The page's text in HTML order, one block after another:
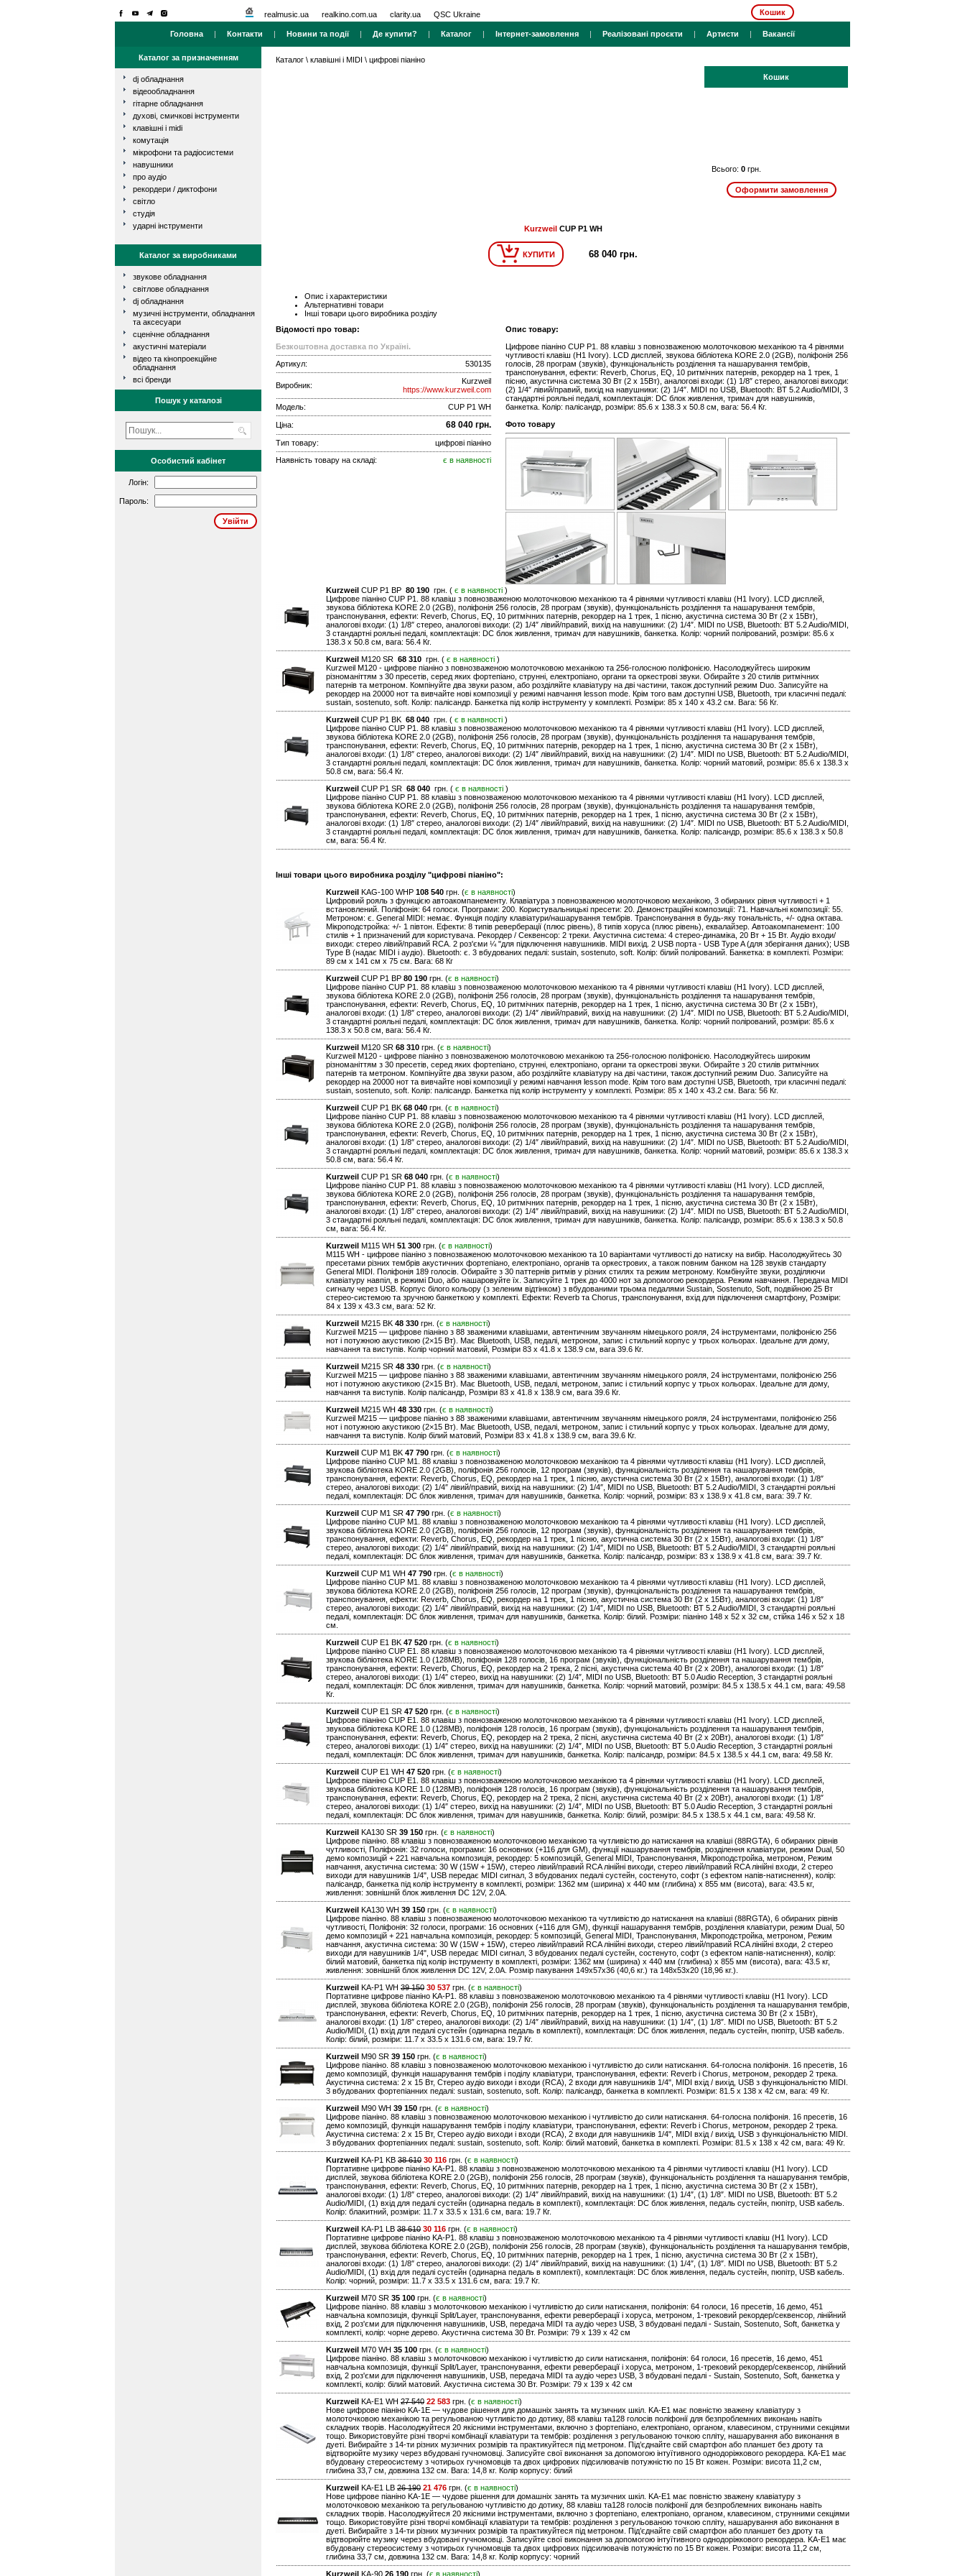
realmusic.ua realkino.com.ua clarity.ua QSC Ukraine Кошик
Головна | Контакти | Новини та події| Де купити? | Каталог | Інтернет-замовлення | Реалізовані проєкти | Артисти | Вакансії
Каталог за призначенням
dj обладнання
відеообладнання
гітарне обладнання
духові, смичкові інструменти
клавішні і midi
комутація
мікрофони та радіосистеми
навушники
про аудіо
рекордери / диктофони
світло
студія
ударні інструменти
Каталог за виробниками
звукове обладнання
світлове обладнання
dj обладнання
музичні інструменти, обладнання
та аксесуари
сценічне обладнання
акустичні матеріали
відео та кінопроекційне
обладнання
всі бренди
Пошук у каталозі
Особистий кабінет
Логін:
Пароль:
Каталог \ клавішні і MIDI \ цифрові піаніно
Кошик
Всього: 0 грн.
KurzweilCUP P1 WH
КУПИТИ 68 040 грн.
Опис і характеристики
Альтернативні товари
Інші товари цього виробника розділу
Відомості про товар:
Безкоштовна доставка по Україні.
Артикул:
530135
Виробник:
Kurzweil
https://www.kurzweil.com
Модель:
CUP P1 WH
Ціна: 68 040 грн.
Тип товару:
цифрові піаніно
Наявність товару на складі:
є в наявності
Опис товару:
Цифрове піаніно CUP P1. 88 клавіш з повнозваженою молоточковою механікою та 4 рівнями
чутливості клавіш (H1 Ivory). LCD дисплей, звукова бібліотека KORE 2.0 (2GB), поліфонія 256
голосів, 28 програм (звуків), функціональність розділення та нашарування тембрів,
транспонування, ефекти: Reverb, Chorus, EQ, 10 ритмічних патернів, рекордер на 1 трек, 1
пісню, акустична система 30 Вт (2 x 15Вт), аналогові входи: (1) 1/8″ стерео, аналогові виходи:
(2) 1/4″ лівий/правий, вихід на навушники: (2) 1/4″. MIDI по USB, Bluetooth: BT 5.2 Audio/MIDI, 3
стандартні рояльні педалі, комплектація: DC блок живлення, тримач для навушників,
банкетка. Колір: палісандр, розміри: 85.6 х 138.3 х 50.8 см, вага: 56.4 Кг.
Фото товару
Kurzweil CUP P1 BP 80 190 грн. ( є в наявності )
Цифрове піаніно CUP P1. 88 клавіш з повнозваженою молоточковою механікою та 4 рівнями чутливості клавіш (H1 Ivory). LCD дисплей,
звукова бібліотека KORE 2.0 (2GB), поліфонія 256 голосів, 28 програм (звуків), функціональність розділення та нашарування тембрів,
транспонування, ефекти: Reverb, Chorus, EQ, 10 ритмічних патернів, рекордер на 1 трек, 1 пісню, акустична система 30 Вт (2 x 15Вт),
аналогові входи: (1) 1/8″ стерео, аналогові виходи: (2) 1/4″ лівий/правий, вихід на навушники: (2) 1/4″. MIDI по USB, Bluetooth: BT 5.2 Audio/MIDI,
3 стандартні рояльні педалі, комплектація: DC блок живлення, тримач для навушників, банкетка. Колір: чорний полірований, розміри: 85.6 х
138.3 х 50.8 см, вага: 56.4 Кг.
Kurzweil M120 SR 68 310 грн. ( є в наявності )
Kurzweil M120 - цифрове піаніно з повнозваженою молоточковою механікою та 256-голосною поліфонією. Насолоджуйтесь широким
різноманіттям з 30 пресетів, серед яких фортепіано, струнні, електропіано, органи та оркестрові звуки. Обирайте з 20 стилів ритмічних
патернів та метроном. Компінуйте два звуки разом, або розділяйте клавіатуру на дві частини, також доступний режим Duo. Записуйте на
рекордер на 20000 нот та вивчайте нові композиції у режимі навчання lesson mode. Крім того вам доступні USB, Bluetooth, три класичні педалі:
sustain, sostenuto, soft. Колір: палісандр. Банкетка під колір інструменту у комплекті. Розміри: 85 х 140 x 43.2 см. Вага: 56 Кг.
Kurzweil CUP P1 BK 68 040 грн. ( є в наявності )
Цифрове піаніно CUP P1. 88 клавіш з повнозваженою молоточковою механікою та 4 рівнями чутливості клавіш (H1 Ivory). LCD дисплей,
звукова бібліотека KORE 2.0 (2GB), поліфонія 256 голосів, 28 програм (звуків), функціональність розділення та нашарування тембрів,
транспонування, ефекти: Reverb, Chorus, EQ, 10 ритмічних патернів, рекордер на 1 трек, 1 пісню, акустична система 30 Вт (2 x 15Вт),
аналогові входи: (1) 1/8″ стерео, аналогові виходи: (2) 1/4″ лівий/правий, вихід на навушники: (2) 1/4″. MIDI по USB, Bluetooth: BT 5.2 Audio/MIDI,
3 стандартні рояльні педалі, комплектація: DC блок живлення, тримач для навушників, банкетка. Колір: чорний матовий, розміри: 85.6 х 138.3 х
50.8 см, вага: 56.4 Кг.
Kurzweil CUP P1 SR 68 040 грн. ( є в наявності )
Цифрове піаніно CUP P1. 88 клавіш з повнозваженою молоточковою механікою та 4 рівнями чутливості клавіш (H1 Ivory). LCD дисплей,
звукова бібліотека KORE 2.0 (2GB), поліфонія 256 голосів, 28 програм (звуків), функціональність розділення та нашарування тембрів,
транспонування, ефекти: Reverb, Chorus, EQ, 10 ритмічних патернів, рекордер на 1 трек, 1 пісню, акустична система 30 Вт (2 x 15Вт),
аналогові входи: (1) 1/8″ стерео, аналогові виходи: (2) 1/4″ лівий/правий, вихід на навушники: (2) 1/4″. MIDI по USB, Bluetooth: BT 5.2 Audio/MIDI,
3 стандартні рояльні педалі, комплектація: DC блок живлення, тримач для навушників, банкетка. Колір: палісандр, розміри: 85.6 х 138.3 х 50.8
см, вага: 56.4 Кг.
Інші товари цього виробника розділу "цифрові піаніно":
Kurzweil
KAG-100 WHP 108 540 грн. (є в наявності)
Цифровий рояль з функцією автоакомпанементу. Клавіатура з повнозваженою молоточковою механікою, 3 обираних рівня чутливості + 1
встановлений. Поліфонія: 64 голоси. Програми: 200. Користувальницькі пресети: 20. Демонстраційні композиції: 71. Навчальні композиції: 55.
Метроном: є. General MIDI: немає. Функція поділу клавіатури/нашарування тембрів. Транспонування в будь-яку тональність, +/- одна октава.
Мікроподстройка: +/- 1 півтон. Ефекти: 8 типів реверберації (плюс рівень), 8 типів хоруса (плюс рівень), еквалайзер. Автоакомпанемент: 100
стилів + 1 призначений для користувача. Рекордер / Секвенсор: 2 треки. Акустична система: 4 стерео-динаміка, 20 Вт + 15 Вт. Аудіо входи/
виходи: стерео лівий/правий RCA. 2 роз'єми ¼ "для підключення навушників. MIDI вихід. 2 USB порта - USB Type A (для зберігання даних); USB
Type B (надає MIDI і аудіо). Bluetooth: є. 3 вбудованих педалі: sustain, sostenuto, soft. Колір: білий полірований. Банкетка: в комплекті. Розміри:
89 см x 141 см x 75 см. Вага: 68 Кг
Kurzweil CUP P1 BP 80 190 грн. (є в наявності)
Цифрове піаніно CUP P1. 88 клавіш з повнозваженою молоточковою механікою та 4 рівнями чутливості клавіш (H1 Ivory). LCD дисплей,
звукова бібліотека KORE 2.0 (2GB), поліфонія 256 голосів, 28 програм (звуків), функціональність розділення та нашарування тембрів,
транспонування, ефекти: Reverb, Chorus, EQ, 10 ритмічних патернів, рекордер на 1 трек, 1 пісню, акустична система 30 Вт (2 x 15Вт),
аналогові входи: (1) 1/8″ стерео, аналогові виходи: (2) 1/4″ лівий/правий, вихід на навушники: (2) 1/4″. MIDI по USB, Bluetooth: BT 5.2 Audio/MIDI,
3 стандартні рояльні педалі, комплектація: DC блок живлення, тримач для навушників, банкетка. Колір: чорний полірований, розміри: 85.6 х
138.3 х 50.8 см, вага: 56.4 Кг.
Kurzweil M120 SR 68 310 грн. (є в наявності)
Kurzweil M120 - цифрове піаніно з повнозваженою молоточковою механікою та 256-голосною поліфонією. Насолоджуйтесь широким
різноманіттям з 30 пресетів, серед яких фортепіано, струнні, електропіано, органи та оркестрові звуки. Обирайте з 20 стилів ритмічних
патернів та метроном. Компінуйте два звуки разом, або розділяйте клавіатуру на дві частини, також доступний режим Duo. Записуйте на
рекордер на 20000 нот та вивчайте нові композиції у режимі навчання lesson mode. Крім того вам доступні USB, Bluetooth, три класичні педалі:
sustain, sostenuto, soft. Колір: палісандр. Банкетка під колір інструменту у комплекті. Розміри: 85 х 140 x 43.2 см. Вага: 56 Кг.
Kurzweil CUP P1 BK 68 040 грн. (є в наявності)
Цифрове піаніно CUP P1. 88 клавіш з повнозваженою молоточковою механікою та 4 рівнями чутливості клавіш (H1 Ivory). LCD дисплей,
звукова бібліотека KORE 2.0 (2GB), поліфонія 256 голосів, 28 програм (звуків), функціональність розділення та нашарування тембрів,
транспонування, ефекти: Reverb, Chorus, EQ, 10 ритмічних патернів, рекордер на 1 трек, 1 пісню, акустична система 30 Вт (2 x 15Вт),
аналогові входи: (1) 1/8″ стерео, аналогові виходи: (2) 1/4″ лівий/правий, вихід на навушники: (2) 1/4″. MIDI по USB, Bluetooth: BT 5.2 Audio/MIDI,
3 стандартні рояльні педалі, комплектація: DC блок живлення, тримач для навушників, банкетка. Колір: чорний матовий, розміри: 85.6 х 138.3 х
50.8 см, вага: 56.4 Кг.
Kurzweil CUP P1 SR 68 040 грн. (є в наявності)
Цифрове піаніно CUP P1. 88 клавіш з повнозваженою молоточковою механікою та 4 рівнями чутливості клавіш (H1 Ivory). LCD дисплей,
звукова бібліотека KORE 2.0 (2GB), поліфонія 256 голосів, 28 програм (звуків), функціональність розділення та нашарування тембрів,
транспонування, ефекти: Reverb, Chorus, EQ, 10 ритмічних патернів, рекордер на 1 трек, 1 пісню, акустична система 30 Вт (2 x 15Вт),
аналогові входи: (1) 1/8″ стерео, аналогові виходи: (2) 1/4″ лівий/правий, вихід на навушники: (2) 1/4″. MIDI по USB, Bluetooth: BT 5.2 Audio/MIDI,
3 стандартні рояльні педалі, комплектація: DC блок живлення, тримач для навушників, банкетка. Колір: палісандр, розміри: 85.6 х 138.3 х 50.8
см, вага: 56.4 Кг.
Kurzweil M115 WH 51 300 грн. (є в наявності)
M115 WH - цифрове піаніно з повнозваженою молоточковою механікою та 10 варіантами чутливості до натиску на вибір. Насолоджуйтесь 30
пресетами різних тембрів акустичних фортепіано, електропіано, органів та оркестрових, а також повним банком на 128 звуків стандарту
General MIDI. Поліфонія 189 голосів. Обирайте з 30 паттернів ритмів у різних стилях та режим метроному. Комбінуйте звуки, розділяючи
клавіатуру навпіл, в режимі Duo, або нашаровуйте їх. Записуйте 1 трек до 4000 нот за допомогою рекордера. Режим навчання. Передача MIDI
сигналу через USB. Корпус білого кольору (з зеленим відтінком) з вбудованими трьома педалями Sustain, Sostenuto, Soft, подвійною 25 Вт
стерео-системою та зручною банкеткою у комплекті. Ефекти: Reverb та Chorus, транспонування, вхід для підключення смартфону, Розміри:
84 х 139 x 43.3 см, вага: 52 Кг.
Kurzweil M215 BK 48 330 грн. (є в наявності)
Kurzweil M215 — цифрове піаніно з 88 зваженими клавішами, автентичним звучанням німецького рояля, 24 інструментами, поліфонією 256
нот і потужною акустикою (2×15 Вт). Має Bluetooth, USB, педалі, метроном, запис і стильний корпус у трьох кольорах. Ідеальне для дому,
навчання та виступів. Колір чорний матовий, Розміри 83 х 41.8 х 138.9 см, вага 39.6 Кг.
Kurzweil M215 SR 48 330 грн. (є в наявності)
Kurzweil M215 — цифрове піаніно з 88 зваженими клавішами, автентичним звучанням німецького рояля, 24 інструментами, поліфонією 256
нот і потужною акустикою (2×15 Вт). Має Bluetooth, USB, педалі, метроном, запис і стильний корпус у трьох кольорах. Ідеальне для дому,
навчання та виступів. Колір палісандр, Розміри 83 х 41.8 х 138.9 см, вага 39.6 Кг.
Kurzweil M215 WH 48 330 грн. (є в наявності)
Kurzweil M215 — цифрове піаніно з 88 зваженими клавішами, автентичним звучанням німецького рояля, 24 інструментами, поліфонією 256
нот і потужною акустикою (2×15 Вт). Має Bluetooth, USB, педалі, метроном, запис і стильний корпус у трьох кольорах. Ідеальне для дому,
навчання та виступів. Колір білий матовий, Розміри 83 х 41.8 х 138.9 см, вага 39.6 Кг.
Kurzweil CUP M1 BK 47 790 грн. (є в наявності)
Цифрове піаніно CUP M1. 88 клавіш з повнозваженою молоточковою механікою та 4 рівнями чутливості клавіш (H1 Ivory). LCD дисплей,
звукова бібліотека KORE 2.0 (2GB), поліфонія 256 голосів, 12 програм (звуків), функціональність розділення та нашарування тембрів,
транспонування, ефекти: Reverb, Chorus, EQ, рекордер на 1 трек, 1 пісню, акустична система 30 Вт (2 x 15Вт), аналогові входи: (1) 1/8″
стерео, аналогові виходи: (2) 1/4″ лівий/правий, вихід на навушники: (2) 1/4″, MIDI по USB, Bluetooth: BT 5.2 Audio/MIDI, 3 стандартні рояльні
педалі, комплектація: DC блок живлення, тримач для навушників, банкетка. Колір: чорний, розміри: 83 х 138.9 х 41.8 см, вага: 39.7 Кг.
Kurzweil CUP M1 SR 47 790 грн. (є в наявності)
Цифрове піаніно CUP M1. 88 клавіш з повнозваженою молоточковою механікою та 4 рівнями чутливості клавіш (H1 Ivory). LCD дисплей,
звукова бібліотека KORE 2.0 (2GB), поліфонія 256 голосів, 12 програм (звуків), функціональність розділення та нашарування тембрів,
транспонування, ефекти: Reverb, Chorus, EQ, рекордер на 1 трек, 1 пісню, акустична система 30 Вт (2 x 15Вт), аналогові входи: (1) 1/8″
стерео, аналогові виходи: (2) 1/4″ лівий/правий, вихід на навушники: (2) 1/4″, MIDI по USB, Bluetooth: BT 5.2 Audio/MIDI, 3 стандартні рояльні
педалі, комплектація: DC блок живлення, тримач для навушників, банкетка. Колір: палісандр, розміри: 83 х 138.9 х 41.8 см, вага: 39.7 Кг.
Kurzweil CUP M1 WH 47 790 грн. (є в наявності)
Цифрове піаніно CUP M1. 88 клавіш з повнозваженою молоточковою механікою та 4 рівнями чутливості клавіш (H1 Ivory). LCD дисплей,
звукова бібліотека KORE 2.0 (2GB), поліфонія 256 голосів, 12 програм (звуків), функціональність розділення та нашарування тембрів,
транспонування, ефекти: Reverb, Chorus, EQ, рекордер на 1 трек, 1 пісню, акустична система 30 Вт (2 x 15Вт), аналогові входи: (1) 1/8″
стерео, аналогові виходи: (2) 1/4″ лівий/правий, вихід на навушники: (2) 1/4″, MIDI по USB, Bluetooth: BT 5.2 Audio/MIDI, 3 стандартні рояльні
педалі, комплектація: DC блок живлення, тримач для навушників, банкетка. Колір: білий. Розміри: піаніно 148 x 52 x 32 см, стійка 146 x 52 x 18
см.
Kurzweil CUP E1 BK 47 520 грн. (є в наявності)
Цифрове піаніно CUP E1. 88 клавіш з повнозваженою молоточковою механікою та 4 рівнями чутливості клавіш (H1 Ivory). LCD дисплей,
звукова бібліотека KORE 1.0 (128MB), поліфонія 128 голосів, 16 програм (звуків), функціональність розділення та нашарування тембрів,
транспонування, ефекти: Reverb, Chorus, EQ, рекордер на 2 трека, 2 пісні, акустична система 40 Вт (2 x 20Вт), аналогові входи: (1) 1/8″
стерео, аналогові виходи: (1) 1/4″ стерео, вихід на навушники: (2) 1/4″, MIDI по USB, Bluetooth: BT 5.0 Audio Reception, 3 стандартні рояльні
педалі, комплектація: DC блок живлення, тримач для навушників, банкетка. Колір: чорний матовий, розміри: 84.5 х 138.5 х 44.1 см, вага: 49.58
Кг.
Kurzweil CUP E1 SR 47 520 грн. (є в наявності)
Цифрове піаніно CUP E1. 88 клавіш з повнозваженою молоточковою механікою та 4 рівнями чутливості клавіш (H1 Ivory). LCD дисплей,
звукова бібліотека KORE 1.0 (128MB), поліфонія 128 голосів, 16 програм (звуків), функціональність розділення та нашарування тембрів,
транспонування, ефекти: Reverb, Chorus, EQ, рекордер на 2 трека, 2 пісні, акустична система 40 Вт (2 x 20Вт), аналогові входи: (1) 1/8″
стерео, аналогові виходи: (1) 1/4″ стерео, вихід на навушники: (2) 1/4″, MIDI по USB, Bluetooth: BT 5.0 Audio Reception, 3 стандартні рояльні
педалі, комплектація: DC блок живлення, тримач для навушників, банкетка. Колір: палісандр, розміри: 84.5 х 138.5 х 44.1 см, вага: 49.58 Кг.
Kurzweil CUP E1 WH 47 520 грн. (є в наявності)
Цифрове піаніно CUP E1. 88 клавіш з повнозваженою молоточковою механікою та 4 рівнями чутливості клавіш (H1 Ivory). LCD дисплей,
звукова бібліотека KORE 1.0 (128MB), поліфонія 128 голосів, 16 програм (звуків), функціональність розділення та нашарування тембрів,
транспонування, ефекти: Reverb, Chorus, EQ, рекордер на 2 трека, 2 пісні, акустична система 40 Вт (2 x 20Вт), аналогові входи: (1) 1/8″
стерео, аналогові виходи: (1) 1/4″ стерео, вихід на навушники: (2) 1/4″, MIDI по USB, Bluetooth: BT 5.0 Audio Reception, 3 стандартні рояльні
педалі, комплектація: DC блок живлення, тримач для навушників, банкетка. Колір: білий, розміри: 84.5 х 138.5 х 44.1 см, вага: 49.58 Кг.
Kurzweil
KA130 SR 39 150 грн. (є в наявності)
Цифрове піаніно. 88 клавіш з повнозваженою молоточковою механікою та чутливістю до натискання на клавіші (88RGTA), 6 обираних рівнів
чутливості, Поліфонія: 32 голоси, програми: 16 основних (+116 для GM), функції нашарування тембрів, розділення клавіатури, режим Dual, 50
демо композицій + 221 навчальна композиція, рекордер: 5 композицій, General MIDI, Транспонування, Мікроподстройка, метроном, Режим
навчання, акустична система: 30 W (15W + 15W), стерео лівий/правий RCA лінійні виходи, стерео лівий/правий RCA лінійні входи, 2 стерео
виходи для навушників 1/4", USB передає MIDI сигнал, 3 вбудованих педалі сустейн, состенуто, софт (з ефектом напів-натиснення), колір:
палісандр, банкетка під колір інструменту в комплекті, розміри: 1362 мм (ширина) x 440 мм (глибина) x 855 мм (висота), вага: 43.5 кг,
живлення: зовнішній блок живлення DC 12V, 2.0A.
Kurzweil
KA130 WH 39 150 грн. (є в наявності)
Цифрове піаніно. 88 клавіш з повнозваженою молоточковою механікою та чутливістю до натискання на клавіші (88RGTA), 6 обираних рівнів
чутливості, Поліфонія: 32 голоси, програми: 16 основних (+116 для GM), функції нашарування тембрів, розділення клавіатури, режим Dual, 50
демо композицій + 221 навчальна композиція, рекордер: 5 композицій, General MIDI, Транспонування, Мікроподстройка, метроном, Режим
навчання, акустична система: 30 W (15W + 15W), стерео лівий/правий RCA лінійні виходи, стерео лівий/правий RCA лінійні входи, 2 стерео
виходи для навушників 1/4", USB передає MIDI сигнал, 3 вбудованих педалі сустейн, состенуто, софт (з ефектом напів-натиснення), колір:
білий матовий, банкетка під колір інструменту в комплекті, розміри: 1362 мм (ширина) x 440 мм (глибина) x 855 мм (висота), вага: 43.5 кг,
живлення: зовнішній блок живлення DC 12V, 2.0A. Розмір пакування 149х57х36 (40,6 кг.) та 148х53х20 (18,96 кг.).
Kurzweil
KA-P1 WH 39 150 30 537 грн. (є в наявності)
Портативне цифрове піаніно KA-P1. 88 клавіш з повнозваженою молоточковою механікою та 4 рівнями чутливості клавіш (H1 Ivory). LCD
дисплей, звукова бібліотека KORE 2.0 (2GB), поліфонія 256 голосів, 28 програм (звуків), функціональність розділення та нашарування тембрів,
транспонування, ефекти: Reverb, Chorus, EQ, 10 ритмічних патернів, рекордер на 1 трек, 1 пісню, акустична система 30 Вт (2 x 15Вт),
аналогові входи: (1) 1/8″ стерео, аналогові виходи: (2) 1/4″ лівий/правий, вихід на навушники: (1) 1/4″, (1) 1/8″. MIDI по USB, Bluetooth: BT 5.2
Audio/MIDI, (1) вхід для педалі сустейн (одинарна педаль в комплекті), комплектація: DC блок живлення, педаль сустейн, пюпітр, USB кабель.
Колір: білий, розміри: 11.7 х 33.5 х 131.6 см, вага: 19.7 Кг.
Kurzweil M90 SR 39 150 грн. (є в наявності)
Цифрове піаніно. 88 клавіш з повнозваженою молоточковою механікою і чутливістю до сили натискання. 64-голосна поліфонія. 16 пресетів, 16
демо композицій, функція нашарування тембрів і поділу клавіатури, транспонування, ефекти: Reverb і Chorus, метроном, рекордер 2 трека.
Акустична система: 2 х 15 Вт, Стерео аудіо виходи і входи (RCA), 2 входи для навушників 1/4", MIDI вхід / вихід, USB з функціональністю MIDI.
3 вбудованих фортепіанних педалі: sustain, sostenuto, soft. Колір: палісандр, банкетка в комплекті. Розміри: 81.5 x 138 x 42 см, вага: 49 Кг.
Kurzweil M90 WH 39 150 грн. (є в наявності)
Цифрове піаніно. 88 клавіш з повнозваженою молоточковою механікою і чутливістю до сили натискання. 64-голосна поліфонія. 16 пресетів, 16
демо композицій, функція нашарування тембрів і поділу клавіатури, транспонування, ефекти: Reverb і Chorus, метроном, рекордер 2 трека.
Акустична система: 2 х 15 Вт, Стерео аудіо виходи і входи (RCA), 2 входи для навушників 1/4", MIDI вхід / вихід, USB з функціональністю MIDI.
3 вбудованих фортепіанних педалі: sustain, sostenuto, soft. Колір: білий матовий, банкетка в комплекті. Розміри: 81.5 x 138 x 42 см, вага: 49 Кг.
Kurzweil
KA-P1 KB 38 610 30 116 грн. (є в наявності)
Портативне цифрове піаніно KA-P1. 88 клавіш з повнозваженою молоточковою механікою та 4 рівнями чутливості клавіш (H1 Ivory). LCD
дисплей, звукова бібліотека KORE 2.0 (2GB), поліфонія 256 голосів, 28 програм (звуків), функціональність розділення та нашарування тембрів,
транспонування, ефекти: Reverb, Chorus, EQ, 10 ритмічних патернів, рекордер на 1 трек, 1 пісню, акустична система 30 Вт (2 x 15Вт),
аналогові входи: (1) 1/8″ стерео, аналогові виходи: (2) 1/4″ лівий/правий, вихід на навушники: (1) 1/4″, (1) 1/8″. MIDI по USB, Bluetooth: BT 5.2
Audio/MIDI, (1) вхід для педалі сустейн (одинарна педаль в комплекті), комплектація: DC блок живлення, педаль сустейн, пюпітр, USB кабель.
Колір: блакитний, розміри: 11.7 х 33.5 х 131.6 см, вага: 19.7 Кг.
Kurzweil
KA-P1 LB 38 610 30 116 грн. (є в наявності)
Портативне цифрове піаніно KA-P1. 88 клавіш з повнозваженою молоточковою механікою та 4 рівнями чутливості клавіш (H1 Ivory). LCD
дисплей, звукова бібліотека KORE 2.0 (2GB), поліфонія 256 голосів, 28 програм (звуків), функціональність розділення та нашарування тембрів,
транспонування, ефекти: Reverb, Chorus, EQ, 10 ритмічних патернів, рекордер на 1 трек, 1 пісню, акустична система 30 Вт (2 x 15Вт),
аналогові входи: (1) 1/8″ стерео, аналогові виходи: (2) 1/4″ лівий/правий, вихід на навушники: (1) 1/4″, (1) 1/8″. MIDI по USB, Bluetooth: BT 5.2
Audio/MIDI, (1) вхід для педалі сустейн (одинарна педаль в комплекті), комплектація: DC блок живлення, педаль сустейн, пюпітр, USB кабель.
Колір: чорний, розміри: 11.7 х 33.5 х 131.6 см, вага: 19.7 Кг.
Kurzweil M70 SR 35 100 грн. (є в наявності)
Цифрове піаніно. 88 клавіш з молоточковою механікою і чутливістю до сили натискання, поліфонія: 64 голоси, 16 пресетів, 16 демо, 451
навчальна композиція, функції Split/Layer, транспонування, ефекти реверберації і хоруса, метроном, 1-трековий рекордер/секвенсор, лінійний
вхід, 2 роз'єми для підключення навушників, USB, передача MIDI та аудіо через USB, 3 вбудовані педалі - Sustain, Sostenuto, Soft, банкетка у
комплекті, колір: чорне дерево. Акустична система 30 Вт. Розміри: 79 х 139 х 42 см
Kurzweil M70 WH 35 100 грн. (є в наявності)
Цифрове піаніно. 88 клавіш з молоточковою механікою і чутливістю до сили натискання, поліфонія: 64 голоси, 16 пресетів, 16 демо, 451
навчальна композиція, функції Split/Layer, транспонування, ефекти реверберації і хоруса, метроном, 1-трековий рекордер/секвенсор, лінійний
вхід, 2 роз'єми для підключення навушників, USB, передача MIDI та аудіо через USB, 3 вбудовані педалі - Sustain, Sostenuto, Soft, банкетка у
комплекті, колір: білий матовий. Акустична система 30 Вт. Розміри: 79 х 139 х 42 см
Kurzweil
KA-E1 WH 27 540 22 583 грн. (є в наявності)
Нове цифрове піаніно KA-1E — чудове рішення для домашніх занять та музичних шкіл. KA-E1 має повністю зважену клавіатуру з
молоточковою механікою та регульованою чутливістю до дотику, 88 клавіш та128 голосів поліфонії для безпроблемних виконань навіть
складних творів. Насолоджуйтеся 20 якісними інструментами, включно з фортепіано, електропіано, органом, клавесином, струнними секціями
тощо. Використовуйте різні творчі комбінації клавіатури та тембрів: розділення з регульованою точкою спліту, нашарування або виконання в
дуеті. Вибирайте з 14-ти різних музичних розмірів та практикуйтеся під метроном. Під’єднайте свій смартфон або планшет без дроту та
відтворюйте музику через вбудовані гучномовці. Записуйте свої виконання за допомогою інтуїтивного однодоріжкового рекордера. KA-E1 має
вбудовану стереосистему з чотирьох гучномовців та двох цифрових підсилювачів потужністю по 15 Вт кожен. Розміри: висота 11,2 см,
глибина 33,7 см, довжина 132 см. Вага: 14,8 кг. Колір корпусу: білий
Kurzweil
KA-E1 LB 26 190 21 476 грн. (є в наявності)
Нове цифрове піаніно KA-1E — чудове рішення для домашніх занять та музичних шкіл. KA-E1 має повністю зважену клавіатуру з
молоточковою механікою та регульованою чутливістю до дотику, 88 клавіш та128 голосів поліфонії для безпроблемних виконань навіть
складних творів. Насолоджуйтеся 20 якісними інструментами, включно з фортепіано, електропіано, органом, клавесином, струнними секціями
тощо. Використовуйте різні творчі комбінації клавіатури та тембрів: розділення з регульованою точкою спліту, нашарування або виконання в
дуеті. Вибирайте з 14-ти різних музичних розмірів та практикуйтеся під метроном. Під’єднайте свій смартфон або планшет без дроту та
відтворюйте музику через вбудовані гучномовці. Записуйте свої виконання за допомогою інтуїтивного однодоріжкового рекордера. KA-E1 має
вбудовану стереосистему з чотирьох гучномовців та двох цифрових підсилювачів потужністю по 15 Вт кожен. Розміри: висота 11,2 см,
глибина 33,7 см, довжина 132 см. Вага: 14,8 кг. Колір корпусу: чорний
Kurzweil
KA-90 26 190 грн. (є в наявності)